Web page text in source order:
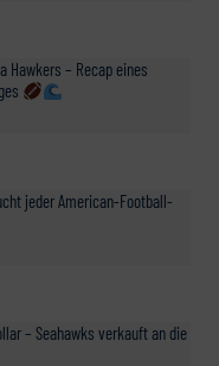
Hawkers – Recap eines
jeder American-Football-
– Seahawks verkauft an die